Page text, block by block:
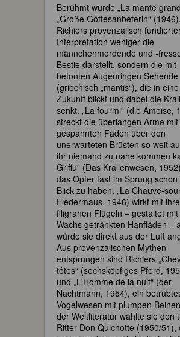
Berühmt wurde „La mante
„Große Gottesanbeterin“
Richiers provenzalisch
Interpretation weniger die
männchenmordende und -
Bestie darstellt, sondern die mit
betonten Augenringen Sehende
(griechisch „mantis“), die in
Zukunft blickt und dabei die
senkt. „La fourmi“ (die Ameise,
streckt die überlangen Arme mit
gespannten Fäden über den
unerwarteten Brüsten so weit
ihr niemand zu nahe kommen
Griffu“ (Das Krallenwesen,
das Opfer fast im Sprung schon
Blick zu haben. „La Chauve-
Fledermaus, 1946) wirkt mit
filigranen Flügeln – gestaltet
Wachs getränkten Hanffäden –
würde sie direkt aus der Luft
Aus provenzalischen Mythen
entsprungen sind Richiers
têtes“ (sechsköpfiges Pferd,
und „L'Homme de la nuit“ (der
Nachtmann, 1954), ein
Vogelwesen mit plumpen
der Weltliteratur wählte sie den
Ritter Don Quichotte (1950/51),